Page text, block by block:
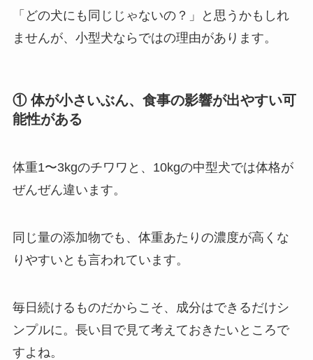
「どの犬にも同じじゃないの？」と思うかもしれ
ませんが、小型犬ならではの理由があります。
① 体が小さいぶん、食事の影響が出やすい可
能性がある
体重1〜3kgのチワワと、10kgの中型犬では体格が
ぜんぜん違います。
同じ量の添加物でも、体重あたりの濃度が高くな
りやすいとも言われています。
毎日続けるものだからこそ、成分はできるだけシ
ンプルに。長い目で見て考えておきたいところで
すよね。